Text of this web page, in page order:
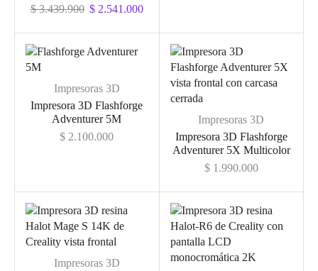
$3.439.900 $2.541.000
Impresoras 3D
Impresora 3D Flashforge
Adventurer 5M
$ 2.100.000
Impresoras 3D
Impresora 3D Flashforge
Adventurer 5X Multicolor
$1.990.000
Impresoras 3D